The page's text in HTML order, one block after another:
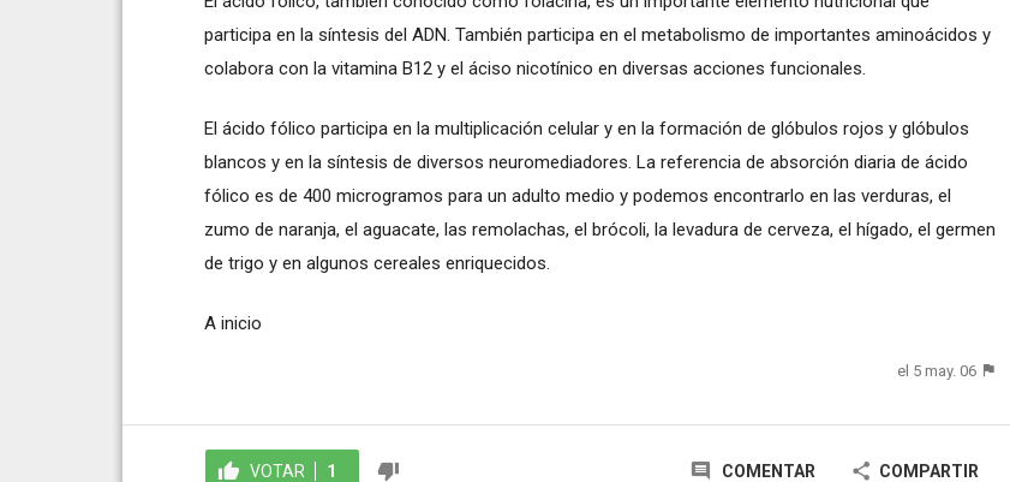
participa en la síntesis del ADN. También participa en el metabolismo de importantes aminoácidos y
colabora con la vitamina B12 y el áciso nicotínico en diversas acciones funcionales.
El ácido fólico participa en la multiplicación celular y en la formación de glóbulos rojos y glóbulos
blancos y en la síntesis de diversos neuromediadores. La referencia de absorción diaria de ácido
fólico es de 400 microgramos para un adulto medio y podemos encontrarlo en las verduras, el
zumo de naranja, el aguacate, las remolachas, el brócoli, la levadura de cerveza, el hígado, el germen
de trigo y en algunos cereales enriquecidos.
A inicio
el 5 may. 06
VOTAR 1 COMENTAR COMPARTIR